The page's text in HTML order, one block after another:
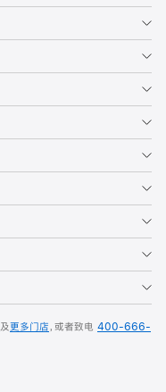
及更多门店，或者致电 400-666-